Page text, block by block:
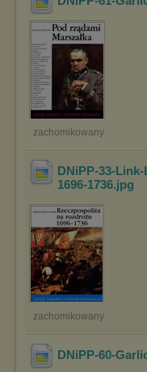
zachomikowany
DNiPP-33-
1696-1736.jpg
zachomikowany
DNiPP-60-